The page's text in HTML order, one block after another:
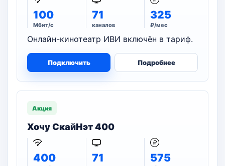
100
Мбит/с
71
каналов
325
₽/мес
Онлайн-кинотеатр ИВИ включён в тариф.
Подключить Подробнее
Акция
Хочу СкайНэт 400
400 71 575